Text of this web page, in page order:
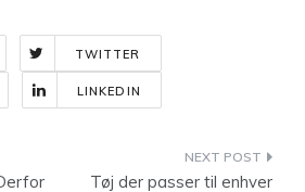
TWITTER
LINKEDIN
Tøj der passer til enhver